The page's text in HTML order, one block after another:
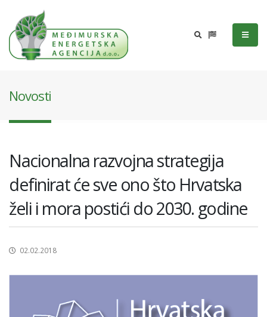
Novosti
Nacionalna razvojna strategija
definirat će sve ono što Hrvatska
želi i mora postići do 2030. godine
02.02.2018